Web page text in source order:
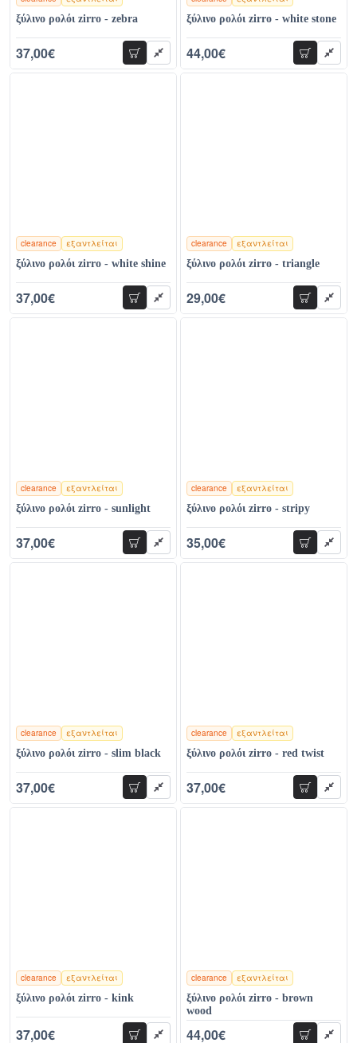
χρώματα
ξύλινο ρολόι zirro - zebra
37,00€ προσθήκη
χρώματα
ξύλινο ρολόι zirro - white stone
44,00€ προσθήκη
clearance εξαντλείται
χρώματα
ξύλινο ρολόι zirro - white shine
37,00€ προσθήκη
clearance εξαντλείται
χρώματα
ξύλινο ρολόι zirro - triangle
29,00€ προσθήκη
clearance εξαντλείται
χρώματα
ξύλινο ρολόι zirro - sunlight
37,00€ προσθήκη
clearance εξαντλείται
χρώματα
ξύλινο ρολόι zirro - stripy
35,00€ προσθήκη
clearance εξαντλείται
χρώματα
ξύλινο ρολόι zirro - slim black
37,00€ προσθήκη
clearance εξαντλείται
χρώματα
ξύλινο ρολόι zirro - red twist
37,00€ προσθήκη
clearance εξαντλείται
χρώματα
ξύλινο ρολόι zirro - kink
37,00€ προσθήκη
clearance εξαντλείται
χρώματα
ξύλινο ρολόι zirro - brown
wood
44,00€ προσθήκη